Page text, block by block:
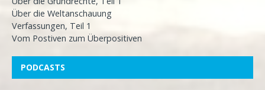
Über die Weltanschauung
Verfassungen, Teil 1
Vom Postiven zum Überpositiven
PODCASTS